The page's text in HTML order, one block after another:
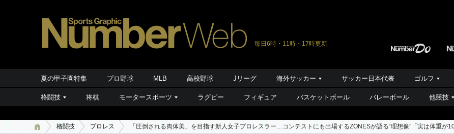
毎日6時・11時・17時更新
夏の甲子園特集 プロ野球 MLB 高校野球 Jリーグ 海外サッカー サッカー日本代表 ゴルフ
格闘技 将棋 モータースポーツ ラグビー フィギュア バスケットボール バレーボール 他競技
格闘技 プロレス 「圧倒される肉体美」を目指す新人女子プロレスラー…コンテストにも出場するZONESが語る“理想像”「実は体重が